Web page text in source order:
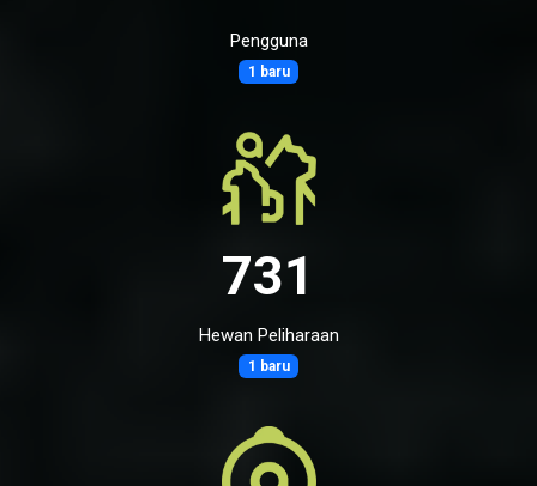
Pengguna
1 baru
731
Hewan Peliharaan
1 baru